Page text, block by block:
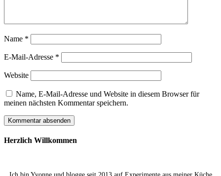
Name *
E-Mail-Adresse *
Website
Name, E-Mail-Adresse und Website in diesem Browser für
meinen nächsten Kommentar speichern.
Herzlich Willkommen